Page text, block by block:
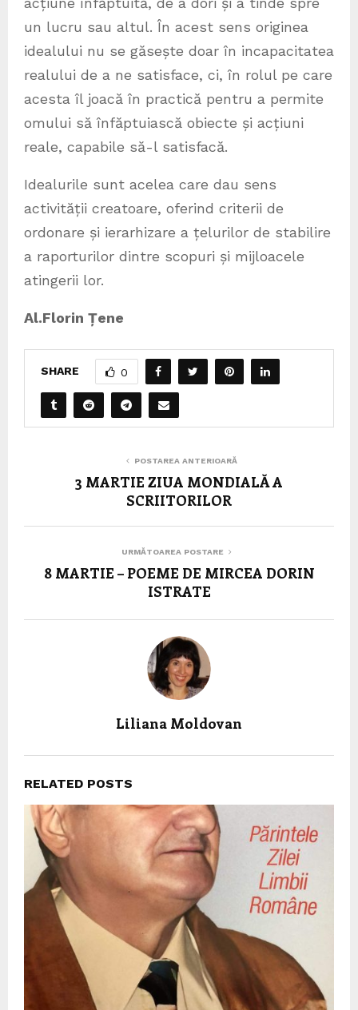
un lucru sau altul. În acest sens originea
idealului nu se găsește doar în incapacitatea
realului de a ne satisface, ci, în rolul pe care
acesta îl joacă în practică pentru a permite
omului să înfăptuiască obiecte și acțiuni
reale, capabile să-l satisfacă.
Idealurile sunt acelea care dau sens
activității creatoare, oferind criterii de
ordonare și ierarhizare a țelurilor de stabilire
a raporturilor dintre scopuri și mijloacele
atingerii lor.
Al.Florin Țene
SHARE 0
POSTAREA ANTERIOARĂ
3 MARTIE ZIUA MONDIALĂ A
SCRIITORILOR
URMĂTOAREA POSTARE
8 MARTIE – POEME DE MIRCEA DORIN
ISTRATE
Liliana Moldovan
RELATED POSTS